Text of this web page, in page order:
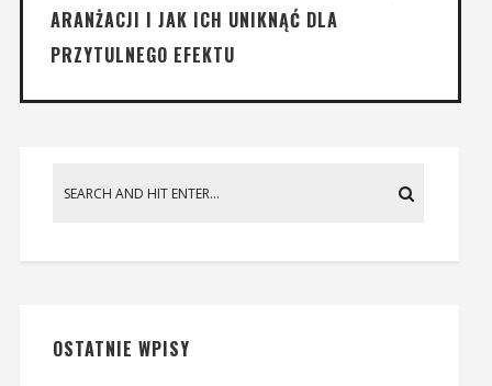
ARANŻACJI I JAK ICH UNIKNĄĆ DLA
PRZYTULNEGO EFEKTU
OSTATNIE WPISY